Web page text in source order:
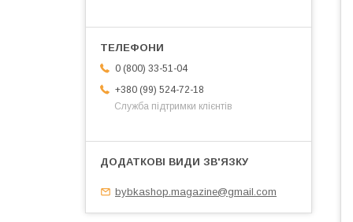
0 (800) 33-51-04
+380 (99) 524-72-18
Служба підтримки клієнтів
bybkashop.magazine@gmail.com